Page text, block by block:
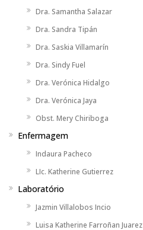
Dra. Samantha Salazar
Dra. Sandra Tipán
Dra. Saskia Villamarín
Dra. Sindy Fuel
Dra. Verónica Hidalgo
Dra. Verónica Jaya
Obst. Mery Chiriboga
Enfermagem
Indaura Pacheco
LIc. Katherine Gutierrez
Laboratório
Jazmin Villalobos Incio
Luisa Katherine Farroñan Juarez